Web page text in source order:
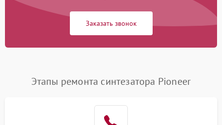
Заказать звонок
Этапы ремонта синтезатора Pioneer